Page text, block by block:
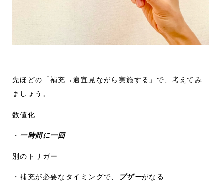
先ほどの「補充→適宜見ながら実施する」で、考えてみ
ましょう。
数値化
・ 一時間に一回
別のトリガー
・補充が必要なタイミングで、 ブザーがなる